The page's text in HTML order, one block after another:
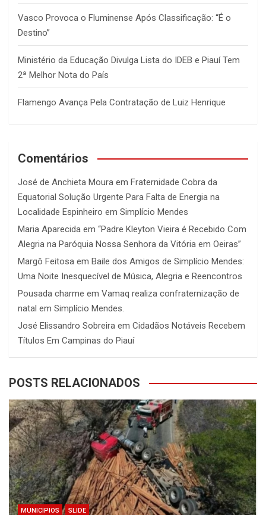
Vasco Provoca o Fluminense Após Classificação: “É o
Destino”
Ministério da Educação Divulga Lista do IDEB e Piauí Tem
2ª Melhor Nota do País
Flamengo Avança Pela Contratação de Luiz Henrique
Comentários
José de Anchieta Moura em Fraternidade Cobra da
Equatorial Solução Urgente Para Falta de Energia na
Localidade Espinheiro em Simplício Mendes
Maria Aparecida em “Padre Kleyton Vieira é Recebido Com
Alegria na Paróquia Nossa Senhora da Vitória em Oeiras”
Margô Feitosa em Baile dos Amigos de Simplício Mendes:
Uma Noite Inesquecível de Música, Alegria e Reencontros
Pousada charme em Vamaq realiza confraternização de
natal em Simplício Mendes.
José Elissandro Sobreira em Cidadãos Notáveis Recebem
Títulos Em Campinas do Piauí
POSTS RELACIONADOS
MUNICIPIOS SLIDE